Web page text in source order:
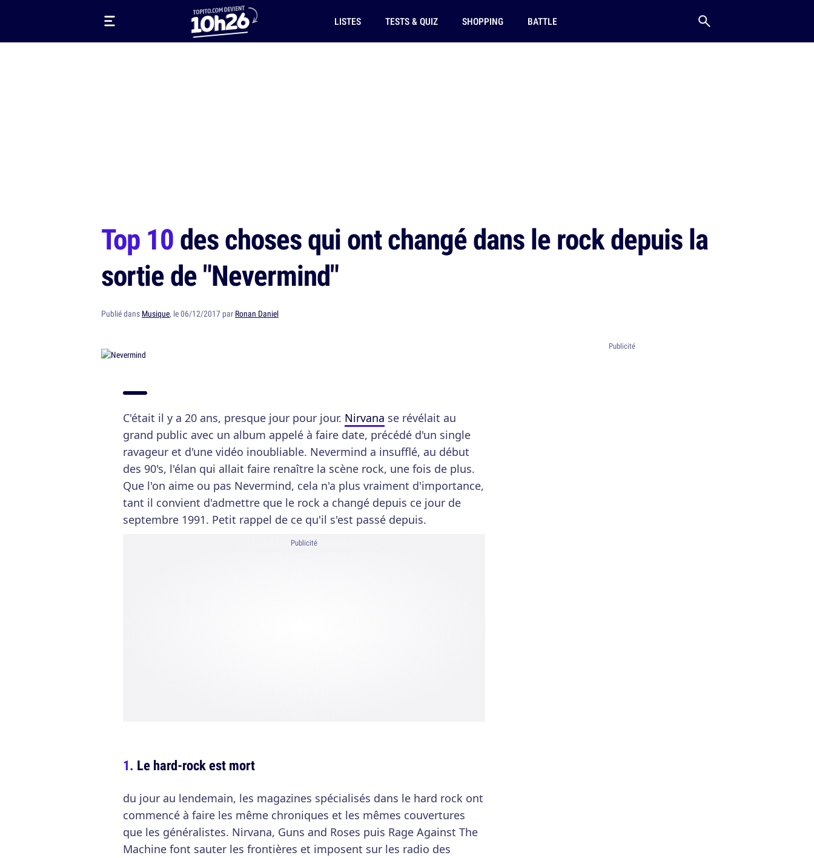
LISTES TESTS & QUIZ SHOPPING BATTLE
Top 10des choses qui ont changé dans le rock depuis la
sortie de "Nevermind"
Publié dans Musique, le 06/12/2017 par Ronan Daniel
C'était il y a 20 ans, presque jour pour jour. Nirvana se révélait au
grand public avec un album appelé à faire date, précédé d'un single
ravageur et d'une vidéo inoubliable. Nevermind a insufflé, au début
des 90's, l'élan qui allait faire renaître la scène rock, une fois de plus.
Que l'on aime ou pas Nevermind, cela n'a plus vraiment d'importance,
tant il convient d'admettre que le rock a changé depuis ce jour de
septembre 1991. Petit rappel de ce qu'il s'est passé depuis.
Publicité
Le hard-rock est mort
du jour au lendemain, les magazines spécialisés dans le hard rock ont
commencé à faire les même chroniques et les mêmes couvertures
que les généralistes. Nirvana, Guns and Roses puis Rage Against The
Machine font sauter les frontières et imposent sur les radio des